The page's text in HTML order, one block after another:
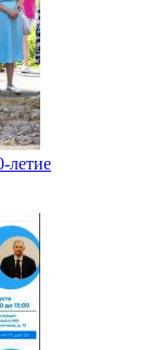
летие